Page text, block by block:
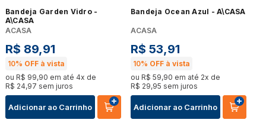
Bandeja Garden Vidro -
A\CASA
ACASA
R$ 89,91
10% OFF à vista
ou R$ 99,90 em até 4x de
R$ 24,97 sem juros
Adicionar ao Carrinho
Bandeja Ocean Azul - A\CASA
ACASA
R$ 53,91
10% OFF à vista
ou R$ 59,90 em até 2x de
R$ 29,95 sem juros
Adicionar ao Carrinho